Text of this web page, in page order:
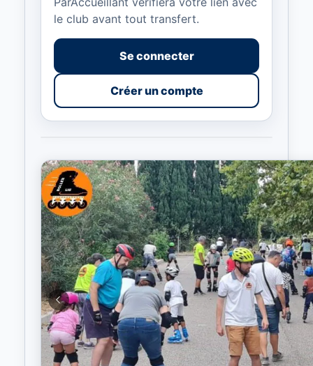
le club avant tout transfert.
Se connecter
Créer un compte